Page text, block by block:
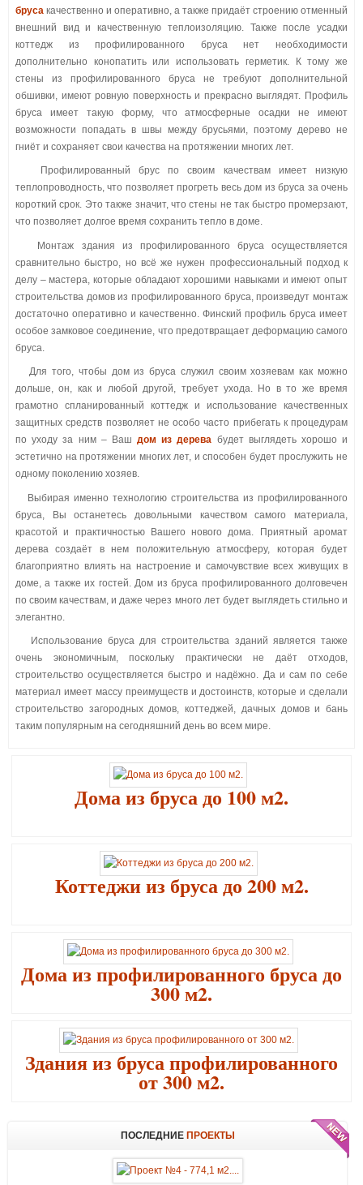
бруса качественно и оперативно, а также придаёт строению отменный
внешний вид и качественную теплоизоляцию. Также после усадки
коттедж из профилированного бруса нет необходимости
дополнительно конопатить или использовать герметик. К тому же
стены из профилированного бруса не требуют дополнительной
обшивки, имеют ровную поверхность и прекрасно выглядят. Профиль
бруса имеет такую форму, что атмосферные осадки не имеют
возможности попадать в швы между брусьями, поэтому дерево не
гниёт и сохраняет свои качества на протяжении многих лет.
Профилированный брус по своим качествам имеет низкую
теплопроводность, что позволяет прогреть весь дом из бруса за очень
короткий срок. Это также значит, что стены не так быстро промерзают,
что позволяет долгое время сохранить тепло в доме.
Монтаж здания из профилированного бруса осуществляется
сравнительно быстро, но всё же нужен профессиональный подход к
делу – мастера, которые обладают хорошими навыками и имеют опыт
строительства домов из профилированного бруса, произведут монтаж
достаточно оперативно и качественно. Финский профиль бруса имеет
особое замковое соединение, что предотвращает деформацию самого
бруса.
Для того, чтобы дом из бруса служил своим хозяевам как можно
дольше, он, как и любой другой, требует ухода. Но в то же время
грамотно спланированный коттедж и использование качественных
защитных средств позволяет не особо часто прибегать к процедурам
по уходу за ним – Ваш дом из дерева будет выглядеть хорошо и
эстетично на протяжении многих лет, и способен будет прослужить не
одному поколению хозяев.
Выбирая именно технологию строительства из профилированного
бруса, Вы останетесь довольными качеством самого материала,
красотой и практичностью Вашего нового дома. Приятный аромат
дерева создаёт в нем положительную атмосферу, которая будет
благоприятно влиять на настроение и самочувствие всех живущих в
доме, а также их гостей. Дом из бруса профилированного долговечен
по своим качествам, и даже через много лет будет выглядеть стильно и
элегантно.
Использование бруса для строительства зданий является также
очень экономичным, поскольку практически не даёт отходов,
строительство осуществляется быстро и надёжно. Да и сам по себе
материал имеет массу преимуществ и достоинств, которые и сделали
строительство загородных домов, коттеджей, дачных домов и бань
таким популярным на сегодняшний день во всем мире.
Дома из бруса до 100 м2.
Коттеджи из бруса до 200 м2.
Дома из профилированного бруса до
300 м2.
Здания из бруса профилированного
от 300 м2.
ПОСЛЕДНИЕПРОЕКТЫ